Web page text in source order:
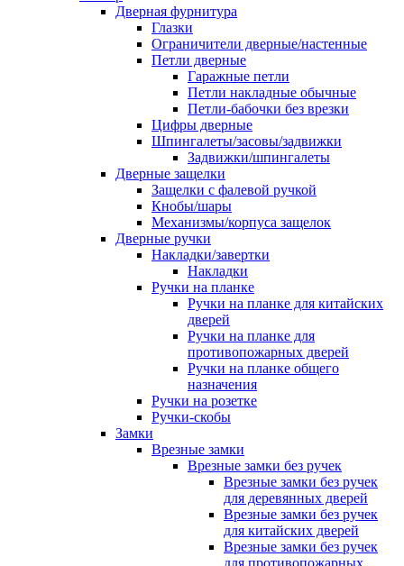
Дверная фурнитура
Глазки
Ограничители дверные/настенные
Петли дверные
Гаражные петли
Петли накладные обычные
Петли-бабочки без врезки
Цифры дверные
Шпингалеты/засовы/задвижки
Задвижки/шпингалеты
Дверные защелки
Защелки с фалевой ручкой
Кнобы/шары
Механизмы/корпуса защелок
Дверные ручки
Накладки/завертки
Накладки
Ручки на планке
Ручки на планке для китайских
дверей
Ручки на планке для
противопожарных дверей
Ручки на планке общего
назначения
Ручки на розетке
Ручки-скобы
Замки
Врезные замки
Врезные замки без ручек
Врезные замки без ручек
для деревянных дверей
Врезные замки без ручек
для китайских дверей
Врезные замки без ручек